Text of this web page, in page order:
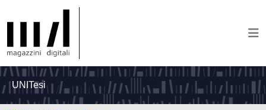
UNITesi